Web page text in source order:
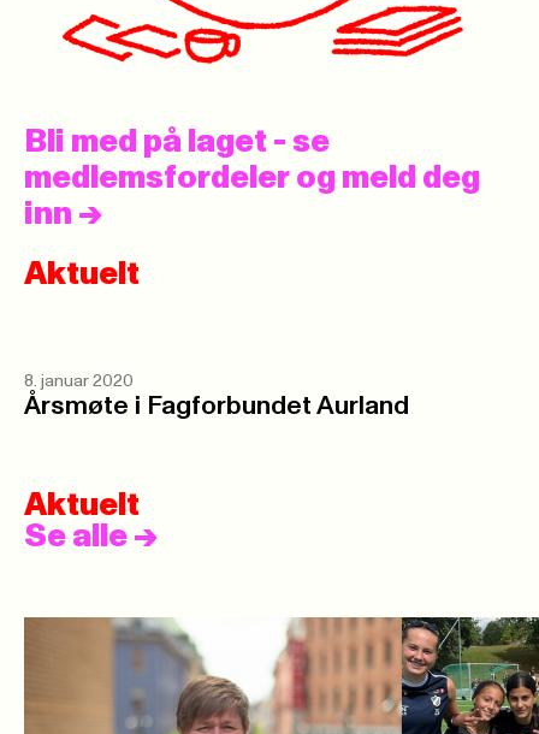
Bli med på laget - se
medlemsfordeler og meld deg
inn ->
Aktuelt
8. januar 2020
Årsmøte i Fagforbundet Aurland
Aktuelt
Se alle ->